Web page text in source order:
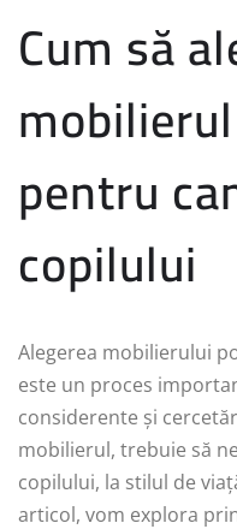
Cum să
pentru
copilului
Alegerea mobilierului
este un proces
considerente și
mobilierul, trebuie să
copilului, la stilul de
articol, vom explora